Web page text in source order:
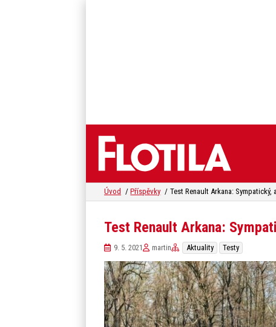
Úvod Příspěvky
Test Renault Arkana:
9. 5. 2021 martin Aktuality Testy